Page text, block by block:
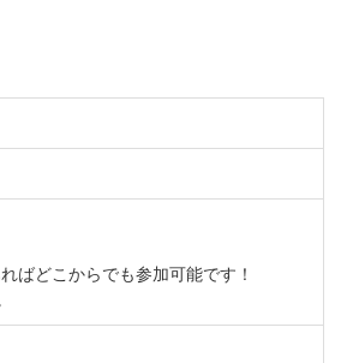
ばどこからでも参加可能です！